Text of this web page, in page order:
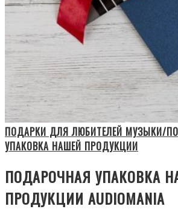
ПОДАРКИ ДЛЯ ЛЮБИТЕЛЕЙ МУЗЫКИ/
УПАКОВКА НАШЕЙ ПРОДУКЦИИ
ПОДАРОЧНАЯ УПАКОВКА
ПРОДУКЦИИ AUDIOMANIA